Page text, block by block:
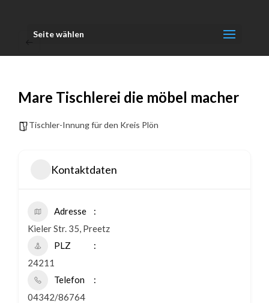
Seite wählen
Mare Tischlerei die möbel macher
Tischler-Innung für den Kreis Plön
Kontaktdaten
Adresse
Kieler Str. 35, Preetz
PLZ
24211
Telefon
04342/86764